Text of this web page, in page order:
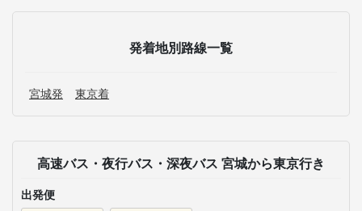
発着地別路線一覧
宮城発 東京着
高速バス・夜行バス・深夜バス 宮城から東京行き
出発便